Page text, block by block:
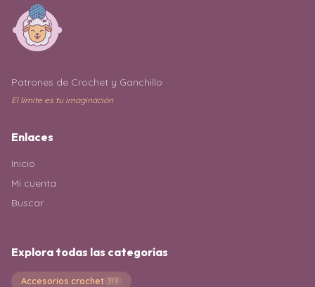
Patrones de Crochet y Ganchillo
El límite es tu imaginación
Enlaces
Inicio
Mi cuenta
Buscar
Explora todas las categorías
Accesorios crochet 319